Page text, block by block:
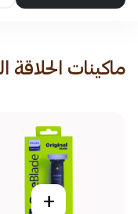
ماكينات الحلاقة
+